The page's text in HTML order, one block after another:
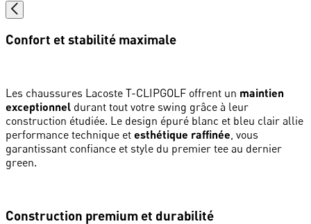
Confort et stabilité maximale
Les chaussures Lacoste T-CLIPGOLF offrent un maintien
exceptionnel durant tout votre swing grâce à leur
construction étudiée. Le design épuré blanc et bleu clair allie
performance technique et esthétique raffinée, vous
garantissant confiance et style du premier tee au dernier
green.
Construction premium et durabilité